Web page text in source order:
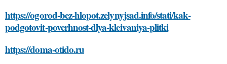
https://ogorod-bez-hlopot.zelynyjsad.info/stati/kak-
podgotovit-poverhnost-dlya-kleivaniya-plitki
https://doma-otido.ru